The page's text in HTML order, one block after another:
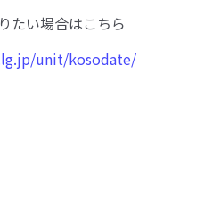
たい場合はこちら
unit/kosodate/